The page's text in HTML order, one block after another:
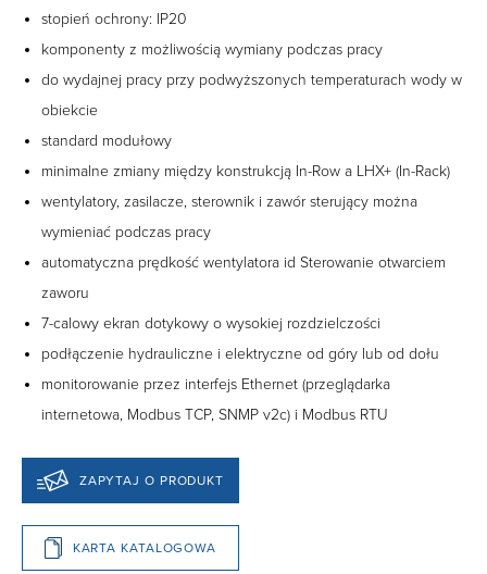
stopień ochrony: IP20
komponenty z możliwością wymiany podczas pracy
do wydajnej pracy przy podwyższonych temperaturach wody w
obiekcie
standard modułowy
minimalne zmiany między konstrukcją In-Row a LHX+ (In-Rack)
wentylatory, zasilacze, sterownik i zawór sterujący można
wymieniać podczas pracy
automatyczna prędkość wentylatora id Sterowanie otwarciem
zaworu
7-calowy ekran dotykowy o wysokiej rozdzielczości
podłączenie hydrauliczne i elektryczne od góry lub od dołu
monitorowanie przez interfejs Ethernet (przeglądarka
internetowa, Modbus TCP, SNMP v2c) i Modbus RTU
ZAPYTAJ O PRODUKT
KARTA KATALOGOWA